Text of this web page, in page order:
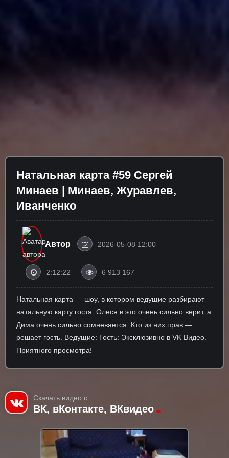
Натальная карта #59 Сергей
Минаев | Минаев, Журавлев,
Иванченко
Автор 2026-05-08 12:00
2:12:22 6 913 167
Натальная карта — шоу, в котором ведущие разбирают
натальную карту гостя. Олеся в это очень сильно верит, а
Дима очень сильно сомневается. Кто из них прав —
решает гость. Ведущие: Гость: Эксклюзивно в VK Видео.
Приятного просмотра!
Скачать видео с
ВК, вКонтакте, ВКвидео